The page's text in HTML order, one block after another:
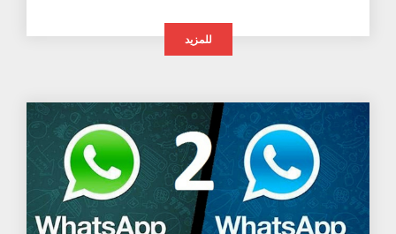
للمزيد